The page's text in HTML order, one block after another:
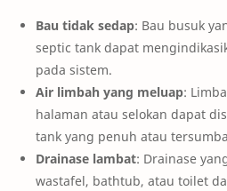
Bau tidak sedap: Bau busuk
septic tank dapat
pada sistem.
Air limbah yang meluap:
halaman atau selokan dapat
tank yang penuh atau
Drainase lambat: Drainase
wastafel, bathtub, atau toilet